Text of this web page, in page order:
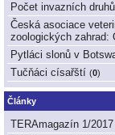
Počet invazních
Česká asociace
zoologických zahrad:
Pytláci slonů v
Tučňáci císařští (0)
Články
TERAmagazín 1/2017